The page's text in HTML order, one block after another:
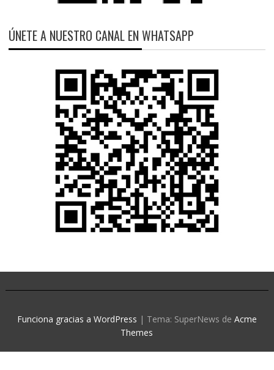
ÚNETE A NUESTRO CANAL EN WHATSAPP
Funciona gracias a WordPress | Tema: SuperNews de Acme
Themes